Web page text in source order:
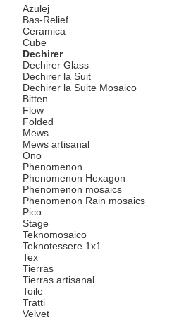
Azulej
Bas-Relief
Ceramica
Cube
Dechirer
Dechirer Glass
Dechirer la Suit
Dechirer la Suite Mosaico
Bitten
Flow
Folded
Mews
Mews artisanal
Ono
Phenomenon
Phenomenon Hexagon
Phenomenon mosaics
Phenomenon Rain mosaics
Pico
Stage
Teknomosaico
Teknotessere 1x1
Tex
Tierras
Tierras artisanal
Toile
Tratti
Velvet